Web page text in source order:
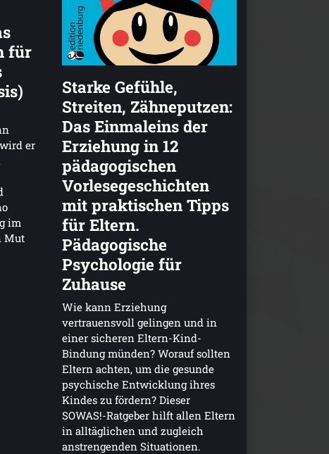
Starke Gefühle,
Streiten, Zähneputzen:
Das Einmaleins der
Erziehung in 12
pädagogischen
Vorlesegeschichten
mit praktischen Tipps
für Eltern.
Pädagogische
Psychologie für
Zuhause
Wie kann Erziehung
vertrauensvoll gelingen und in
einer sicheren Eltern-Kind-
Bindung münden? Worauf sollten
Eltern achten, um die gesunde
psychische Entwicklung ihres
Kindes zu fördern? Dieser
SOWAS!-Ratgeber hilft allen Eltern
in alltäglichen und zugleich
anstrengenden Situationen.
für
er
im
Mut